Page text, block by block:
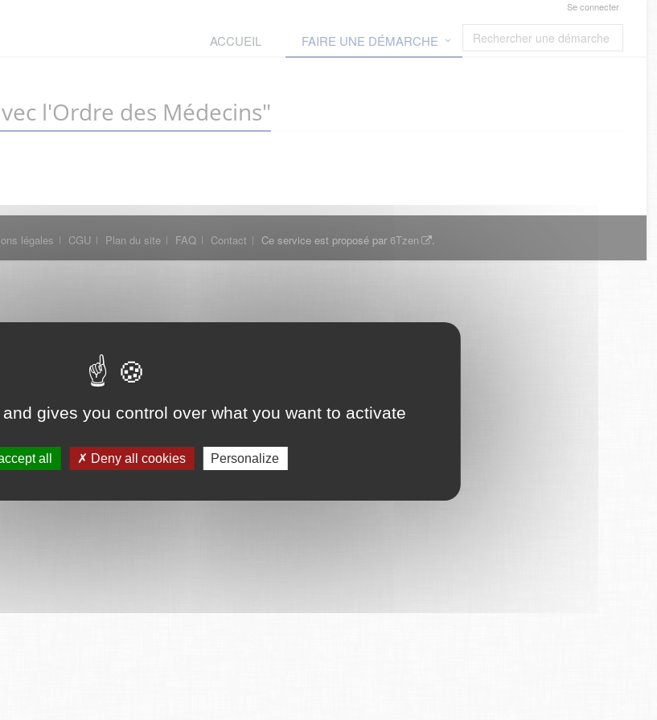
gives you control over what you want to activate
all Deny all cookies Personalize
Se connecter
ACCUEIL FAIRE UNE DÉMARCHE
l'Ordre des Médecins"
légales CGU Plan du site FAQ Contact Ce service est proposé par 6Tzen .